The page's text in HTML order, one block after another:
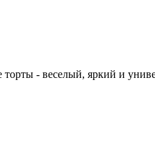
- веселый, яркий и